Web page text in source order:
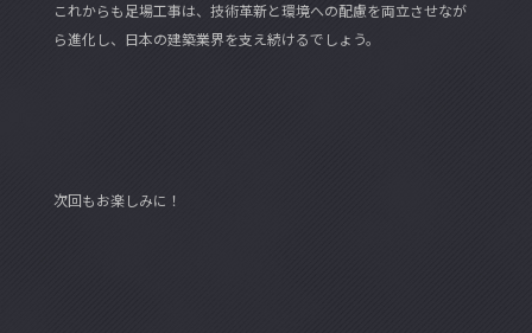
これからも足場工事は、技術革新と環境への配慮を両立させなが
ら進化し、日本の建築業界を支え続けるでしょう。
次回もお楽しみに！